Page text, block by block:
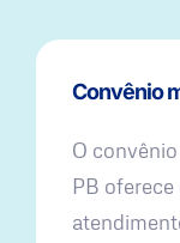
Convênio
O
PB